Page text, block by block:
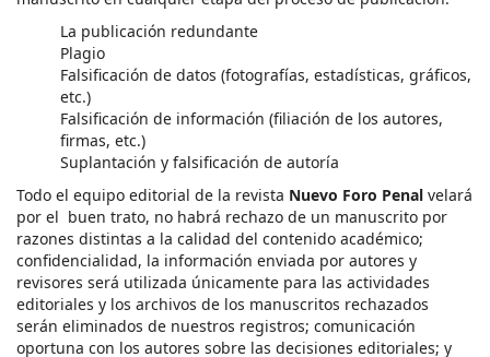
La publicación redundante
Plagio
Falsificación de datos (fotografías, estadísticas, gráficos,
etc.)
Falsificación de información (filiación de los autores,
firmas, etc.)
Suplantación y falsificación de autoría
Todo el equipo editorial de la revista Nuevo Foro Penal velará
por el buen trato, no habrá rechazo de un manuscrito por
razones distintas a la calidad del contenido académico;
confidencialidad, la información enviada por autores y
revisores será utilizada únicamente para las actividades
editoriales y los archivos de los manuscritos rechazados
serán eliminados de nuestros registros; comunicación
oportuna con los autores sobre las decisiones editoriales; y